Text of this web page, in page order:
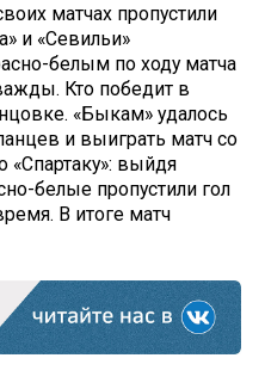
матчах пропустили
и «Севильи»
белым по ходу матча
Кто победит в
«Быкам» удалось
и выиграть матч со
«Спартаку»: выйдя
белые пропустили гол
В итоге матч